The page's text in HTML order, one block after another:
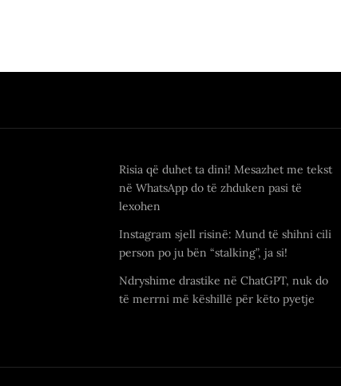
Risia që duhet ta dini! Mesazhet me tekst
në WhatsApp do të zhduken pasi të
lexohen
Instagram sjell risinë: Mund të shihni cili
person po ju bën “stalking”, ja si!
Ndryshime drastike në ChatGPT, nuk do
të merrni më këshillë për këto pyetje